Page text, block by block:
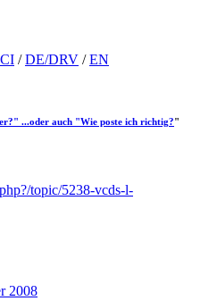
/DE/DRV /EN
...oder auch "Wie poste ich richtig?"
topic/5238-vcds-l-
2008